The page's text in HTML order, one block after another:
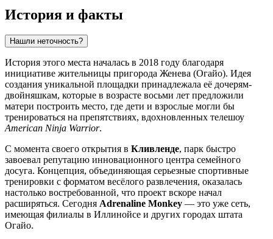
История и факты
Нашли неточность?
История этого места началась в 2018 году благодаря
инициативе жительницы пригорода Женева (Огайо). Идея
создания уникальной площадки принадлежала её дочерям-
двойняшкам, которые в возрасте восьми лет предложили
матери построить место, где дети и взрослые могли бы
тренироваться на препятствиях, вдохновленных телешоу
American Ninja Warrior.
С момента своего открытия в Кливленде, парк быстро
завоевал репутацию инновационного центра семейного
досуга. Концепция, объединяющая серьезные спортивные
тренировки с форматом весёлого развлечения, оказалась
настолько востребованной, что проект вскоре начал
расширяться. Сегодня Adrenaline Monkey — это уже сеть,
имеющая филиалы в Иллинойсе и других городах штата
Огайо.